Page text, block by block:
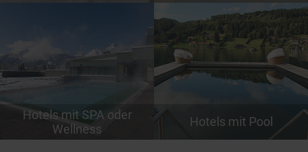
Hotels mit SPA oder
Wellness
Hotels mit Pool